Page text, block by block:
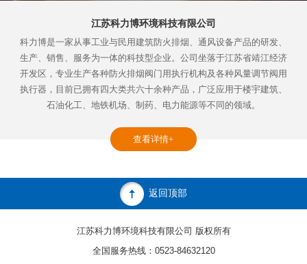
江苏科力博环境科技有限公司
科力博是一家从事工业与民用建筑防火排烟、通风设备产品的研发、
生产、销售、服务为一体的科技型企业。公司坐落于江苏省靖江经济
开发区，专业生产各种防火排烟阀门用执行机构及各种风量调节阀用
执行器，目前已拥有四大类共六十余种产品，广泛应用于楼宇建筑、
石油化工、地铁机场、制药、电力能源等不同的领域。
查看详情+
返回顶部
江苏科力博环境科技有限公司 版权所有
全国服务热线：0523-84632120